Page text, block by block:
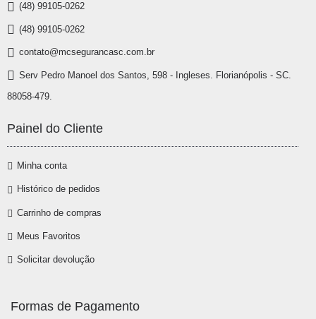
(48) 99105-0262
(48) 99105-0262
contato@mcsegurancasc.com.br
Serv Pedro Manoel dos Santos, 598 - Ingleses. Florianópolis - SC.
88058-479.
Painel do Cliente
Minha conta
Histórico de pedidos
Carrinho de compras
Meus Favoritos
Solicitar devolução
Formas de Pagamento